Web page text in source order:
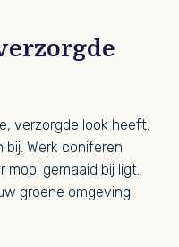
verzorgde look heeft.
Werk coniferen
mooi gemaaid bij ligt.
groene omgeving.